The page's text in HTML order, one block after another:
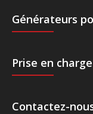
Générateurs
Prise en charge
Contactez-